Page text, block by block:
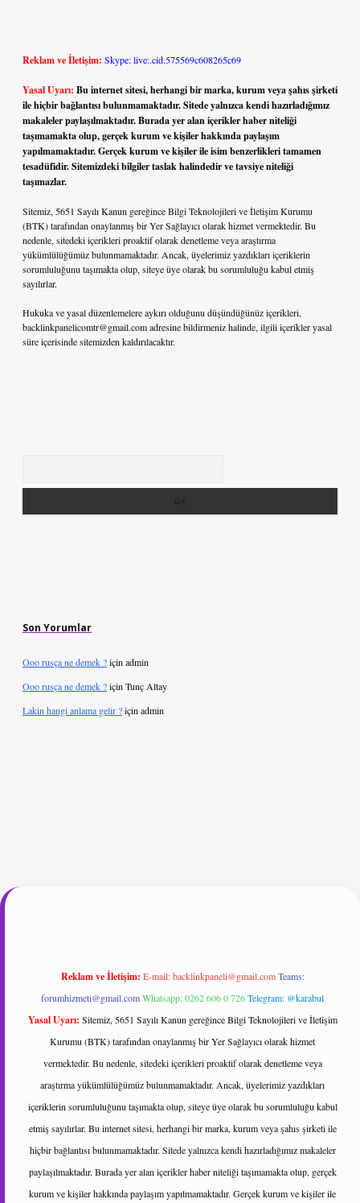
Reklam ve İletişim: Skype: live:.cid.575569c608265c69
Yasal Uyarı: Bu internet sitesi, herhangi bir marka, kurum veya şahıs şirketi
ile hiçbir bağlantısı bulunmamaktadır. Sitede yalnızca kendi hazırladığımız
makaleler paylaşılmaktadır. Burada yer alan içerikler haber niteliği
taşımamakta olup, gerçek kurum ve kişiler hakkında paylaşım
yapılmamaktadır. Gerçek kurum ve kişiler ile isim benzerlikleri tamamen
tesadüfidir. Sitemizdeki bilgiler taslak halindedir ve tavsiye niteliği
taşımazlar.
Sitemiz, 5651 Sayılı Kanun gereğince Bilgi Teknolojileri ve İletişim Kurumu
(BTK) tarafından onaylanmış bir Yer Sağlayıcı olarak hizmet vermektedir. Bu
nedenle, sitedeki içerikleri proaktif olarak denetleme veya araştırma
yükümlülüğümüz bulunmamaktadır. Ancak, üyelerimiz yazdıkları içeriklerin
sorumluluğunu taşımakta olup, siteye üye olarak bu sorumluluğu kabul etmiş
sayılırlar.
Hukuka ve yasal düzenlemelere aykırı olduğunu düşündüğünüz içerikleri,
backlinkpanelicomtr@gmail.comadresine bildirmeniz halinde, ilgili içerikler yasal
süre içerisinde sitemizden kaldırılacaktır.
Son Yorumlar
Ooo rusça ne demek ?için admin
Ooo rusça ne demek ?için Tunç Altay
Lakin hangi anlama gelir ?için admin
Reklam ve İletişim: E-mail:backlinkpaneli@gmail.com Teams:
forumhizmeti@gmail.comWhatsapp: 0262 606 0 726Telegram: @karabul
Yasal Uyarı: Sitemiz, 5651 Sayılı Kanun gereğince Bilgi Teknolojileri ve İletişim
Kurumu (BTK) tarafından onaylanmış bir Yer Sağlayıcı olarak hizmet
vermektedir. Bu nedenle, sitedeki içerikleri proaktif olarak denetleme veya
araştırma yükümlülüğümüz bulunmamaktadır. Ancak, üyelerimiz yazdıkları
içeriklerin sorumluluğunu taşımakta olup, siteye üye olarak bu sorumluluğu kabul
etmiş sayılırlar. Bu internet sitesi, herhangi bir marka, kurum veya şahıs şirketi ile
hiçbir bağlantısı bulunmamaktadır. Sitede yalnızca kendi hazırladığımız makaleler
paylaşılmaktadır. Burada yer alan içerikler haber niteliği taşımamakta olup, gerçek
kurum ve kişiler hakkında paylaşım yapılmamaktadır. Gerçek kurum ve kişiler ile